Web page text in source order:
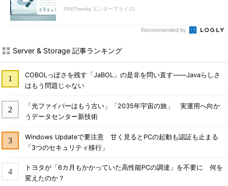
PR(ITmedia エンタープライズ)
Recommended by
Server & Storage 記事ランキング
COBOLっぽさを残す「JaBOL」の是非を問い直す――Javaらしさ
はもう問題じゃない
「光ファイバーはもう古い」「2035年宇宙の旅」 実運用へ向か
うデータセンター新技術
Windows Updateで要注意 甘く見るとPCの起動も認証も止まる
「3つのセキュリティ移行」
トヨタが「6カ月もかかっていた高性能PCの調達」を不要に 何を
変えたのか？